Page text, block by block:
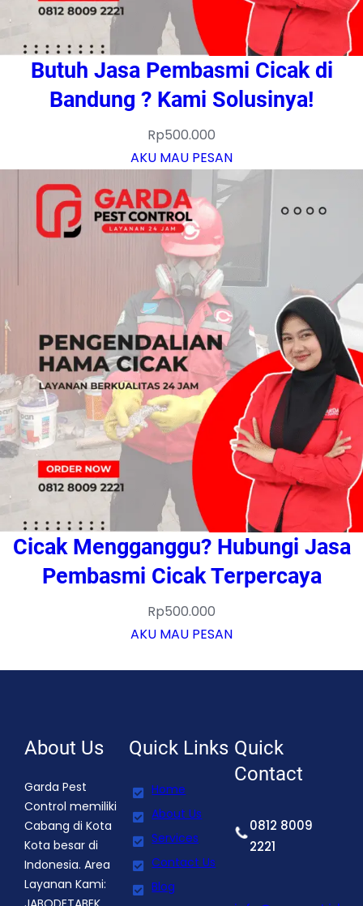
Butuh Jasa Pembasmi Cicak di
Bandung ? Kami Solusinya!
Rp500.000
AKU MAU PESAN
Cicak Mengganggu? Hubungi Jasa
Pembasmi Cicak Terpercaya
Rp500.000
AKU MAU PESAN
About Us
Garda Pest
Control memiliki
Cabang di Kota
Kota besar di
Indonesia. Area
Layanan Kami:
Quick Links
Home
About Us
Services
Contact Us
Blog
Quick
Contact
0812 8009
2221